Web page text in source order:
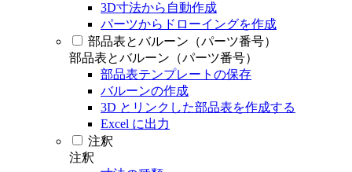
3D寸法から自動作成
パーツからドローイングを作成
部品表とバルーン（パーツ番号）
部品表とバルーン（パーツ番号）
部品表テンプレートの保存
バルーンの作成
3D とリンクした部品表を作成する
Excel に出力
注釈
注釈